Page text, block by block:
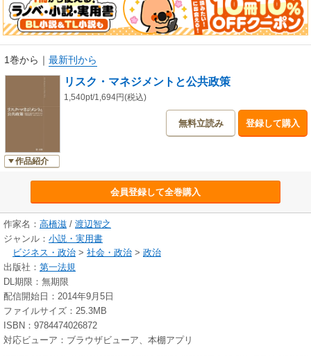
1巻から ｜ 最新刊から
作品紹介
リスク・マネジメントと公共政策
1,540pt/1,694円(税込)
無料立読み 登録して購入
会員登録して全巻購入
作家名： 高橋滋 / 渡辺智之
ジャンル： 小説・実用書
ビジネス・政治 > 社会・政治 > 政治
出版社： 第一法規
DL期限：無期限
配信開始日：2014年9月5日
ファイルサイズ：25.3MB
ISBN：9784474026872
対応ビューア：ブラウザビューア、本棚アプリ